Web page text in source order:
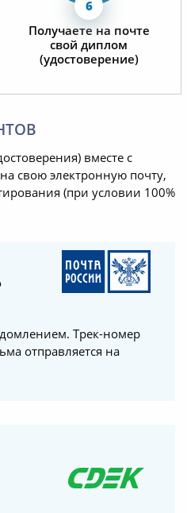
Получаете на почте
свой диплом
(удостоверение)
вместе с
свою электронную почту,
(при условии 100%
Трек-номер
отправляется на